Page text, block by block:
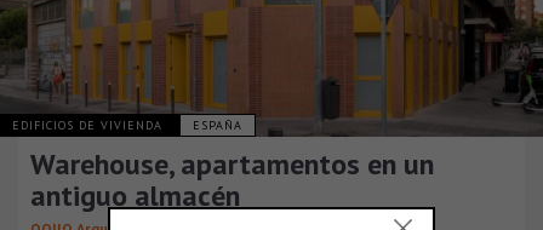
EDIFICIOS DE VIVIENDA ESPAÑA
Warehouse, apartamentos en un
antiguo almacén